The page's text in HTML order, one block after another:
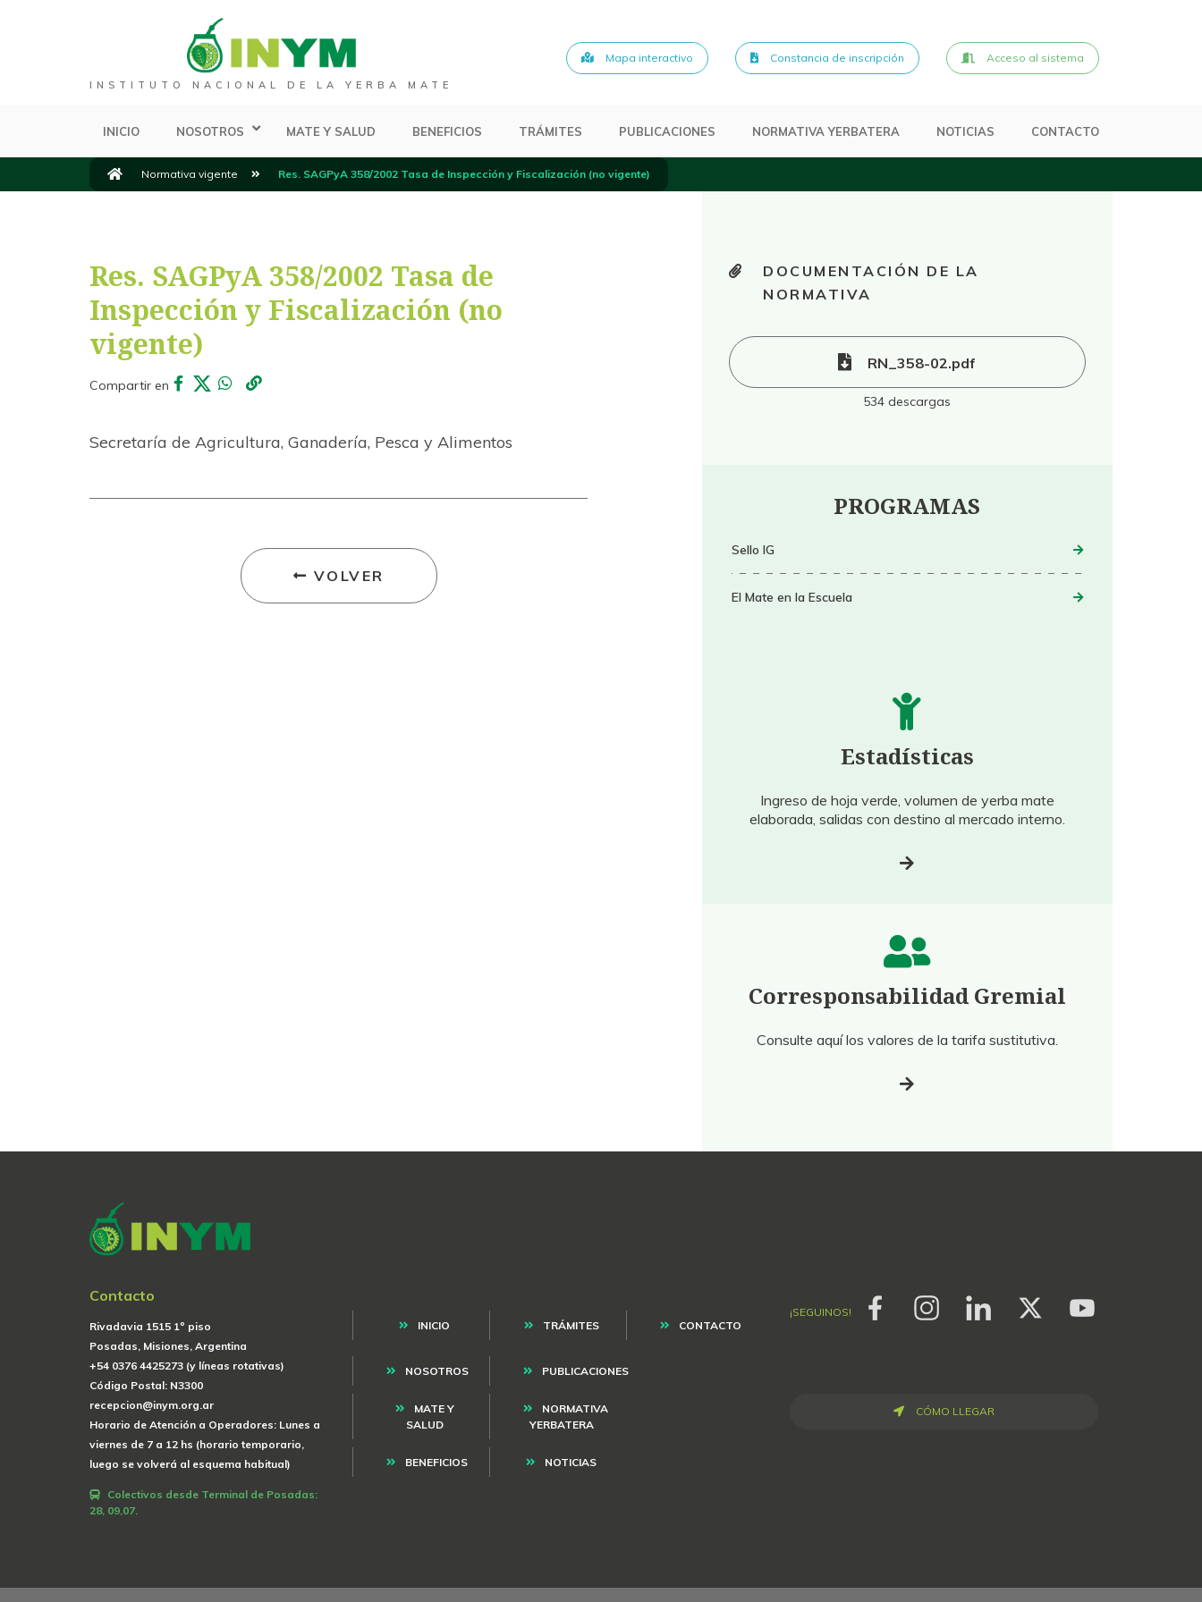
INSTITUTO NACIONAL DE LA YERBA MATE
Mapa interactivo Constancia de inscripción Acceso al sistema
INICIO NOSOTROS MATE Y SALUD BENEFICIOS TRÁMITES PUBLICACIONES NORMATIVA YERBATERA NOTICIAS CONTACTO
Normativa vigente Res. SAGPyA 358/2002 Tasa de Inspección y Fiscalización (no vigente)
Res. SAGPyA 358/2002 Tasa de
Inspección y Fiscalización (no
vigente)
Compartir en
Secretaría de Agricultura, Ganadería, Pesca y Alimentos
VOLVER
DOCUMENTACIÓN DE LA
NORMATIVA
RN_358-02.pdf
534 descargas
PROGRAMAS
Sello IG
El Mate en la Escuela
Estadísticas
Ingreso de hoja verde, volumen de yerba mate
elaborada, salidas con destino al mercado interno.
Corresponsabilidad Gremial
Consulte aquí los valores de la tarifa sustitutiva.
Contacto
Rivadavia 1515 1º piso
Posadas, Misiones, Argentina
+54 0376 4425273 (y líneas rotativas)
Código Postal: N3300
recepcion@inym.org.ar
Horario de Atención a Operadores: Lunes a
viernes de 7 a 12 hs (horario temporario,
luego se volverá al esquema habitual)
Colectivos desde Terminal de Posadas:
28, 09,07.
INICIO
NOSOTROS
MATE Y
SALUD
BENEFICIOS
TRÁMITES
PUBLICACIONES
NORMATIVA
YERBATERA
NOTICIAS
CONTACTO
¡SEGUINOS!
CÓMO LLEGAR